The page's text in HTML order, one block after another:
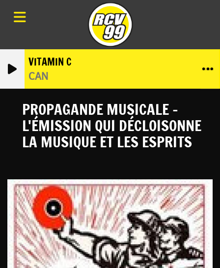
VITAMIN C
CAN
PROPAGANDE MUSICALE -
L'ÉMISSION QUI DÉCLOISONNE
LA MUSIQUE ET LES ESPRITS